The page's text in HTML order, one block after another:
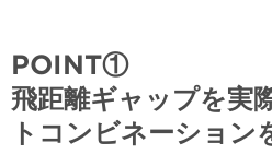
POINT①
飛距離ギャップを実
トコンビネーション